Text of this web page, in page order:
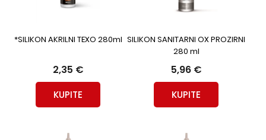
*SILIKON AKRILNI TEXO 280ml
2,35 €
KUPITE
SILIKON SANITARNI OX PROZIRNI
280 ml
5,96 €
KUPITE